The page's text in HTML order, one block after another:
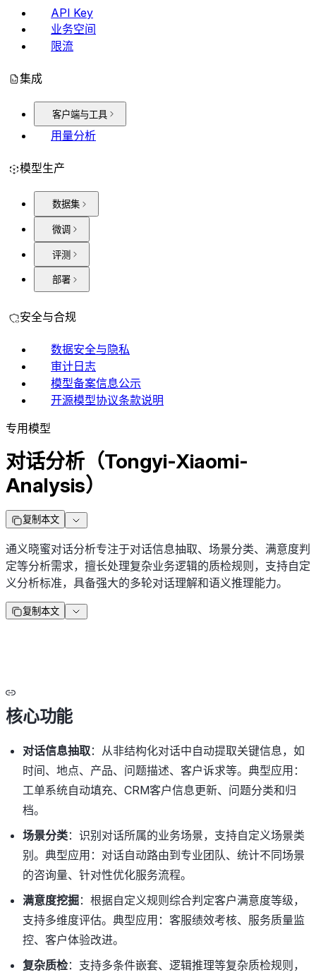
API Key
业务空间
限流
集成
客户端与工具
用量分析
模型生产
数据集
微调
评测
部署
安全与合规
数据安全与隐私
审计日志
模型备案信息公示
开源模型协议条款说明
专用模型
对话分析（Tongyi-Xiaomi-
Analysis）
复制本文
通义晓蜜对话分析专注于对话信息抽取、场景分类、满意度判
定等分析需求，擅长处理复杂业务逻辑的质检规则，支持自定
义分析标准，具备强大的多轮对话理解和语义推理能力。
复制本文
核心功能
对话信息抽取：从非结构化对话中自动提取关键信息，如
时间、地点、产品、问题描述、客户诉求等。典型应用：
工单系统自动填充、CRM客户信息更新、问题分类和归
档。
场景分类：识别对话所属的业务场景，支持自定义场景类
别。典型应用：对话自动路由到专业团队、统计不同场景
的咨询量、针对性优化服务流程。
满意度挖掘：根据自定义规则综合判定客户满意度等级，
支持多维度评估。典型应用：客服绩效考核、服务质量监
控、客户体验改进。
复杂质检：支持多条件嵌套、逻辑推理等复杂质检规则，